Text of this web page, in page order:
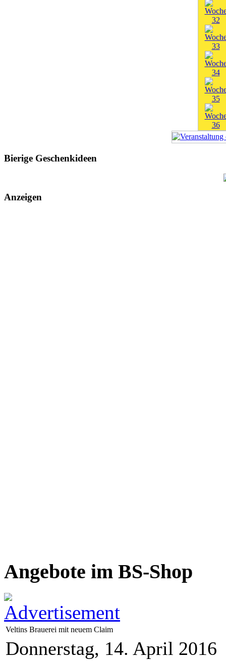
Bierige Geschenkideen
Anzeigen
Angebote im BS-Shop
Veltins Brauerei mit neuem Claim
Donnerstag, 14. April 2016